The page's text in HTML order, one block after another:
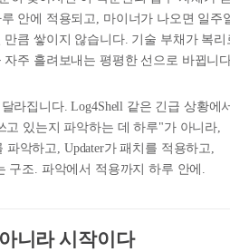
안에 적용되고, 마이너가 나오면 일주
큼 쌓이지 않습니다. 기술 부채가 복리
주 흘려보내는 평평한 선으로 바뀝니
라집니다. Log4Shell 같은 긴급 상황에
고 있는지 파악하는 데 하루"가 아니라,
파악하고, Updater가 패치를 적용하고,
구조. 파악에서 적용까지 하루 안에.
니라 시작이다